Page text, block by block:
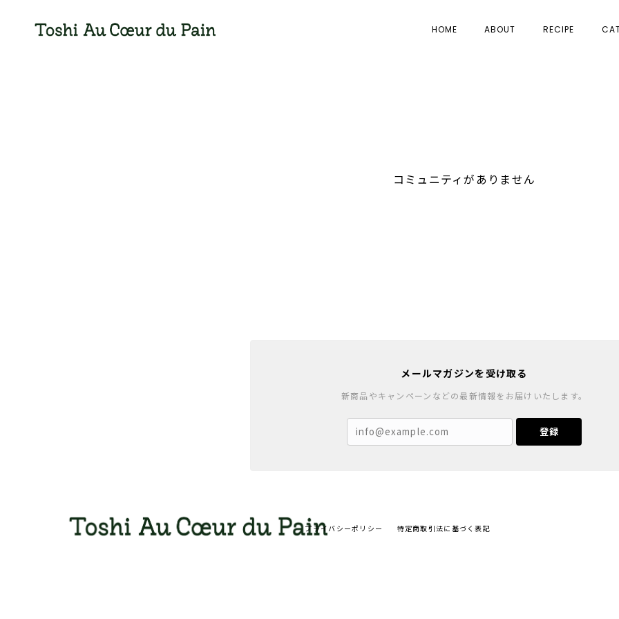
HOME ABOUT RECIPE
コミュニティがありません
メールマガジンを受け取る
新商品やキャンペーンなどの最新情報をお届けいたします。
登録
プライバシーポリシー 特定商取引法に基づく表記